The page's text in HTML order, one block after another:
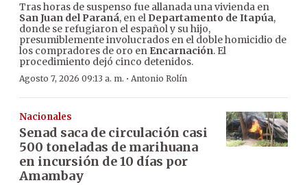
Tras horas de suspenso fue allanada una vivienda en
San Juan del Paraná, en el Departamento de Itapúa,
donde se refugiaron el español y su hijo,
presumiblemente involucrados en el doble homicidio de
los compradores de oro en Encarnación. El
procedimiento dejó cinco detenidos.
Agosto 7, 2026 09:13 a. m. · Antonio Rolín
Nacionales
Senad saca de circulación casi
500 toneladas de marihuana
en incursión de 10 días por
Amambay